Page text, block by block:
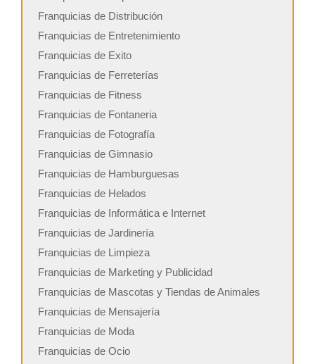
Franquicias de Distribución
Franquicias de Entretenimiento
Franquicias de Exito
Franquicias de Ferreterías
Franquicias de Fitness
Franquicias de Fontaneria
Franquicias de Fotografía
Franquicias de Gimnasio
Franquicias de Hamburguesas
Franquicias de Helados
Franquicias de Informática e Internet
Franquicias de Jardinería
Franquicias de Limpieza
Franquicias de Marketing y Publicidad
Franquicias de Mascotas y Tiendas de Animales
Franquicias de Mensajería
Franquicias de Moda
Franquicias de Ocio